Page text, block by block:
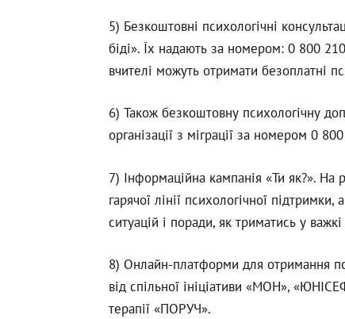
5) Безкоштовні психологічні
біді». Їх надають за номером: 0 800
вчителі можуть отримати безоплатні
6) Також безкоштовну психологічну
організації з міграції за номером 0
7) Інформаційна кампанія «Ти як?».
гарячої лінії психологічної
ситуацій і поради, як триматись у
8) Онлайн-платформи для отримання
від спільної ініціативи «МОН»,
терапії «ПОРУЧ».